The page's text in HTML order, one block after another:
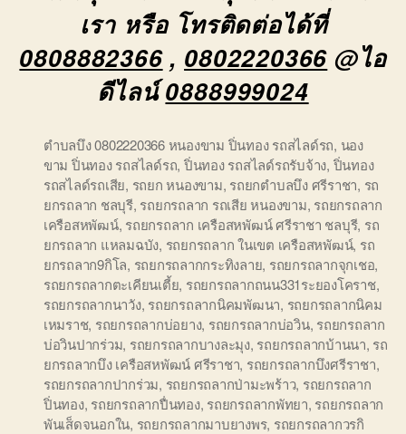
เรา หรือ โทรติดต่อได้ที่
0808882366, 0802220366 @ไอ
ดีไลน์0888999024
ตำบลบึง 0802220366 หนองขาม ปิ่นทอง รถสไลด์รถ, นอง
ขาม ปิ่นทอง รถสไลด์รถ, ปิ่นทอง รถสไลด์รถรับจ้าง, ปิ่นทอง
รถสไลด์รถเสีย, รถยก หนองขาม, รถยกตำบลบึง ศรีราชา, รถ
ยกรถลาก ชลบุรี, รถยกรถลาก รถเสีย หนองขาม, รถยกรถลาก
เครือสหพัฒน์, รถยกรถลาก เครือสหพัฒน์ ศรีราชา ชลบุรี, รถ
ยกรถลาก แหลมฉบัง, รถยกรถลาก ในเขต เครือสหพัฒน์, รถ
ยกรถลาก9กิโล, รถยกรถลากกระทิงลาย, รถยกรถลากจุกเชอ,
รถยกรถลากตะเคียนเตี้ย, รถยกรถลากถนน331ระยองโคราช,
รถยกรถลากนาวัง, รถยกรถลากนิคมพัฒนา, รถยกรถลากนิคม
เหมราช, รถยกรถลากบ่อยาง, รถยกรถลากบ่อวิน, รถยกรถลาก
บ่อวินปากร่วม, รถยกรถลากบางละมุง, รถยกรถลากบ้านนา, รถ
ยกรถลากบึง เครือสหพัฒน์ ศรีราชา, รถยกรถลากบึงศรีราชา,
รถยกรถลากปากร่วม, รถยกรถลากป่ามะพร้าว, รถยกรถลาก
ปิ่นทอง, รถยกรถลากปื่นทอง, รถยกรถลากพัทยา, รถยกรถลาก
พันเส็ดจนอกใน, รถยกรถลากมาบยางพร, รถยกรถลากวรกิ